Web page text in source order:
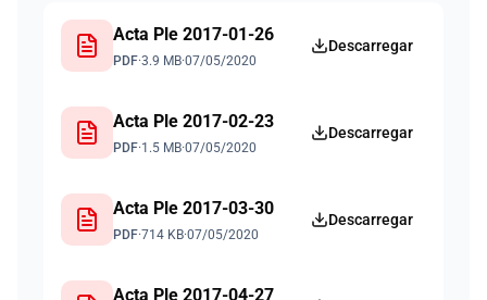
Acta Ple 2017-01-26
PDF·3.9 MB·07/05/2020
Descarregar
Acta Ple 2017-02-23
PDF·1.5 MB·07/05/2020
Descarregar
Acta Ple 2017-03-30
PDF·714 KB·07/05/2020
Descarregar
Acta Ple 2017-04-27